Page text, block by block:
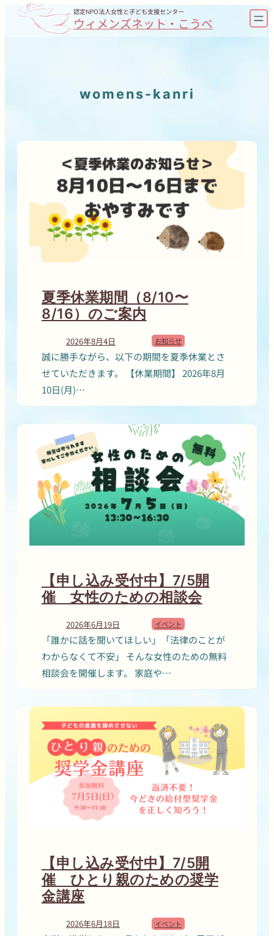
認定NPO法人女性と子ども支援センター
ウィメンズネット・こうべ
womens-kanri
夏季休業期間（8/10〜
8/16）のご案内
2026年8月4日 お知らせ
誠に勝手ながら、以下の期間を夏季休業とさ
せていただきます。 【休業期間】 2026年8月
10日(月)…
【申し込み受付中】7/5開
催 女性のための相談会
2026年6月19日 イベント
「誰かに話を聞いてほしい」「法律のことが
わからなくて不安」 そんな女性のための無料
相談会を開催します。 家庭や…
【申し込み受付中】7/5開
催 ひとり親のための奨学
金講座
2026年6月18日 イベント